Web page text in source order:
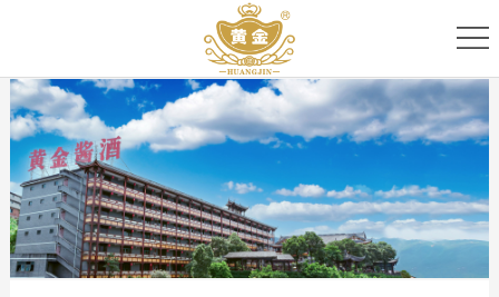
页
关
于
我
们
专
家
团
队
产
品
家
新
闻
服